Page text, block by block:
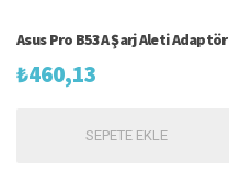
Asus Pro B53A Şarj Aleti Adaptör
₺460,13
SEPETE EKLE